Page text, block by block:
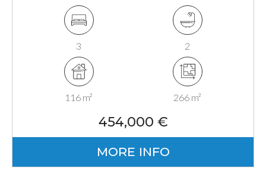
3 2
116 m² 266 m²
454,000 €
MORE INFO